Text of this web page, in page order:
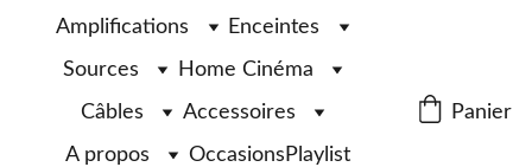
Amplifications
Enceintes
Sources
Home Cinéma
Câbles
Accessoires
A propos
Occasions Playlist
Panier